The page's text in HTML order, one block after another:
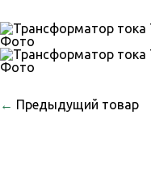
← Предыдущий товар